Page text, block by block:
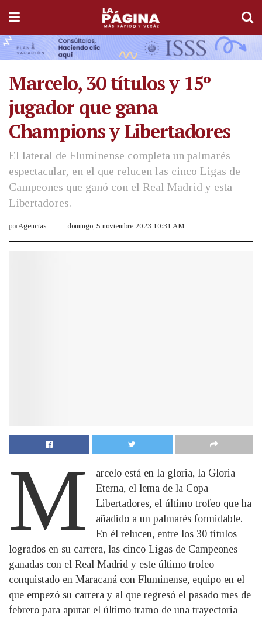
Marcelo, 30 títulos y 15º
jugador que gana
Champions y Libertadores
El lateral de Fluminense completa un palmarés
espectacular, en el que relucen las cinco Ligas de
Campeones que ganó con el Real Madrid y esta
Libertadores.
porAgencias domingo, 5 noviembre 2023 10:31 AM
M
arcelo está en la gloria, la Gloria
Eterna, el lema de la Copa
Libertadores, el último trofeo que ha
añadido a un palmarés formidable.
En él relucen, entre los 30 títulos
logrados en su carrera, las cinco Ligas de Campeones
ganadas con el Real Madrid y este último trofeo
conquistado en Maracaná con Fluminense, equipo en el
que empezó su carrera y al que regresó el pasado mes de
febrero para apurar el último tramo de una trayectoria